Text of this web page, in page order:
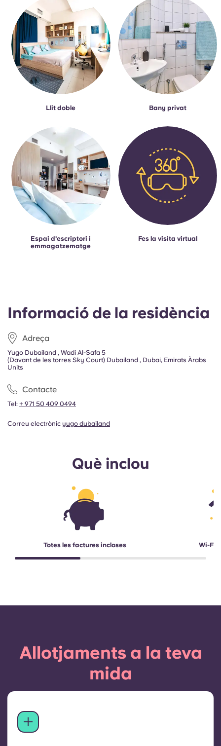
Informació de la residència
Adreça
Yugo Dubailand , Wadi Al-Safa 5
(Davant de les torres Sky Court) Dubailand , Dubai, Emirats Àrabs
Units
Contacte
Tel: + 971 50 409 0494
Correu electrònic yugo dubailand
Què inclou
Totes les factures incloses Wi-Fi
Llit doble Bany privat
Espai d'escriptori i
emmagatzematge
Fes la visita virtual
Allotjaments a la teva
mida